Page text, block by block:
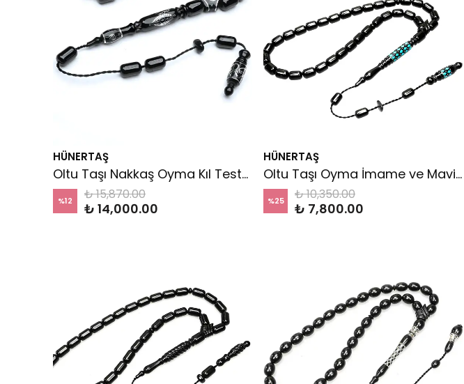
HÜNERTAŞ
Oltu Taşı Nakkaş Oyma Kıl Testere Kesim Motif İmameli Tesbih
%12 ₺ 15,870.00
₺ 14,000.00
HÜNERTAŞ
Oltu Taşı Oyma İmame ve Mavi Mine İşleme Sade Tespih
%25 ₺ 10,350.00
₺ 7,800.00